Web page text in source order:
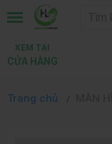
XEM TẠI
CỬA HÀNG
Trang chủ